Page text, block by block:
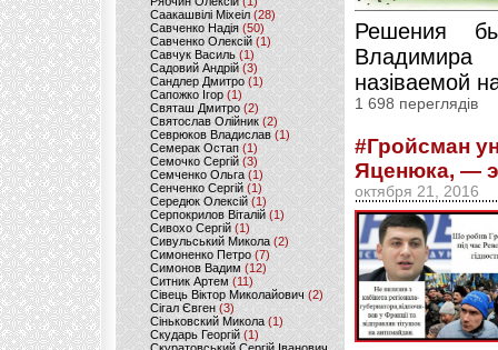
Саакашвілі Міхеіл(28)
Савченко Надія (50)
Савченко Олексій(1)
Савчук Василь (1)
Садовий Андрій (3)
Сандлер Дмитро(1)
Сапожко Ігор(1)
Святаш Дмитро (2)
Святослав Олійник (2)
Севрюков Владислав (1)
Семерак Остап (1)
Семочко Сергій (3)
Семченко Ольга (1)
Сенченко Сергій(1)
Середюк Олексій(1)
Серпокрилов Віталій(1)
Сивохо Сергій(1)
Сивульський Микола(2)
Симоненко Петро(7)
Симонов Вадим (12)
Ситник Артем(11)
Сівець Віктор Миколайович(2)
Сігал Євген (3)
Сіньковский Микола(1)
Скударь Георгій (1)
Решения
Владимира
назіваемой
1 698 переглядів
#Гройсман
Яценюка, —
октября 21, 2016